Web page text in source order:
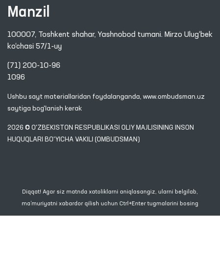
Manzil
100007, Toshkent shahar, Yashnobod tumani. Mirzo Ulug‘bek
ko‘chasi 57/1-uy
(71) 200-10-96
1096
Ushbu sayt materiallaridan foydalanganda, www.ombudsman.uz
saytiga bog'lanish kerak
2026 © O'ZBEKISTON RESPUBLIKASI OLIY MAJLISINING INSON
HUQUQLARI BO'YICHA VAKILI (OMBUDSMAN)
Diqqat! Agar siz matnda xatoliklarni aniqlasangiz, ularni belgilab,
ma’muriyatni xabardor qilish uchun Ctrl+Enter tugmalarini bosing